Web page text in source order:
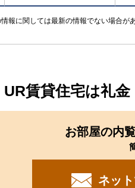
報に関しては最新の情報でない場合
UR賃貸住宅は礼
お部屋の内
ネッ